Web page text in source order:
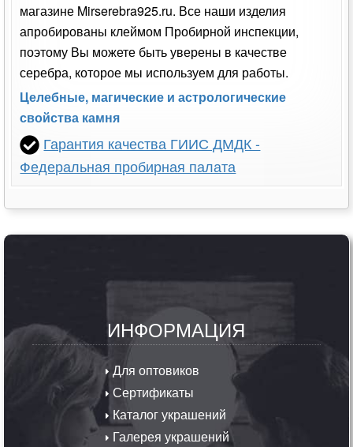
магазине Mirserebra925.ru. Все наши изделия
апробированы клеймом Пробирной инспекции,
поэтому Вы можете быть уверены в качестве
серебра, которое мы используем для работы.
Целебные, магические и астрологические
свойства камня
Гарантия качества ГИИС ДМДК -
Федеральная пробирная палата
ИНФОРМАЦИЯ
Для оптовиков
Сертификаты
Каталог украшений
Галерея украшений